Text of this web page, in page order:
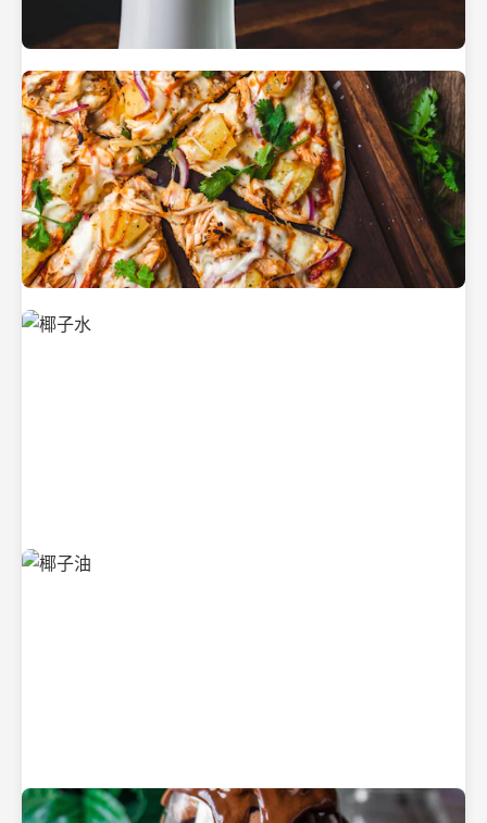
热带海滩上的椰子树
新鲜采摘的椰子
清凉解渴的椰子水
纯净的初榨椰子油